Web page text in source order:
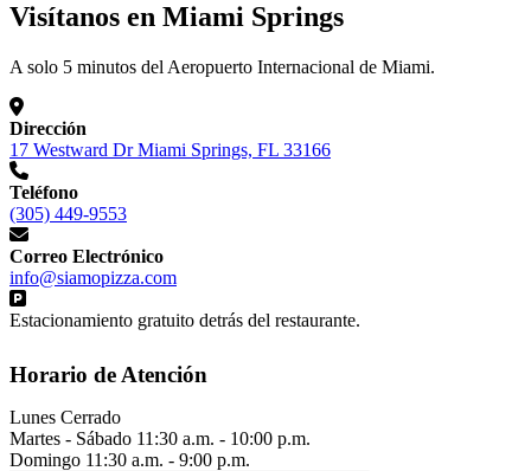
Visítanos en Miami Springs
A solo 5 minutos del Aeropuerto Internacional de Miami.
Dirección
17 Westward Dr Miami Springs, FL 33166
Teléfono
(305) 449-9553
Correo Electrónico
info@siamopizza.com
Estacionamiento gratuito detrás del restaurante.
Horario de Atención
Lunes Cerrado
Martes - Sábado 11:30 a.m. - 10:00 p.m.
Domingo 11:30 a.m. - 9:00 p.m.